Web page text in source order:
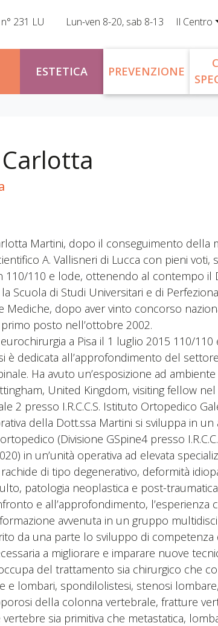
231 LU Lun-ven 8-20, sab 8-13 Il Centro
ESTETICA PREVENZIONE
Martini, dopo il conseguimento della
A. Vallisneri di Lucca con pieni voti,
110 e lode, ottenendo al contempo il
Scuola di Studi Universitari e di
Mediche, dopo aver vinto concorso
posto nell’ottobre 2002.
a Pisa il 1 luglio 2015 110/
è dedicata all’approfondimento del
Ha avuto un’esposizione ad
United Kingdom, visiting fellow
2 presso I.R.C.C.S. Istituto Ortopedico
della Dott.ssa Martini si sviluppa in
(Divisione GSpine4 presso
in un’unità operativa ad elevata
di tipo degenerativo, deformità
patologia neoplastica e post-
e all’approfondimento, l’esperienza
avvenuta in un gruppo
da una parte lo sviluppo di
a migliorare e imparare nuove
del trattamento sia chirurgico che
e lombari, spondilolistesi, stenosi
della colonna vertebrale, fratture
sia primitiva che metastatica,